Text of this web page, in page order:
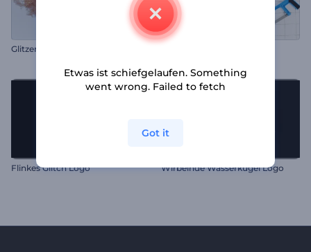
Glitzernde Partikel Logo
Flinkes Glitch Logo Wirbelnde Wasserkugel Logo
Etwas ist schiefgelaufen. Something
went wrong. Failed to fetch
Got it